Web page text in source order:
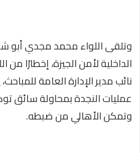
وتلقى اللواء محمد مجدي أبو
الداخلية لأمن الجيزة، إخطارًا
نائب مدير الإدارة العامة
عمليات النجدة بمحاولة سائق
وتمكن الأهالي من ضبطه.